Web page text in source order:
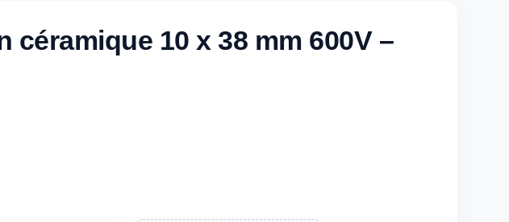
céramique 10 x 38 mm 600V –